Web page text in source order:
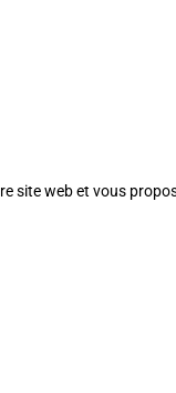
site web et vous